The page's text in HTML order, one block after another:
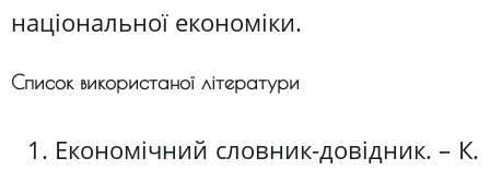
національної економіки.
Список використаної літератури
Економічний словник-довідник. – К.